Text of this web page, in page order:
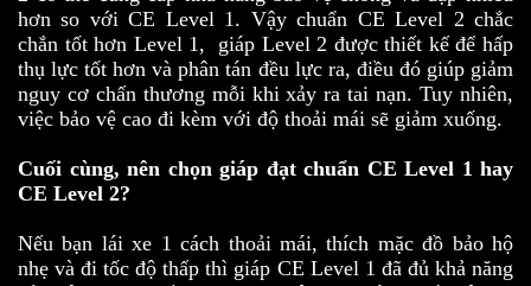
hơn so với CE Level 1. Vậy chuẩn CE Level 2 chắc
chắn tốt hơn Level 1, giáp Level 2 được thiết kế để hấp
thụ lực tốt hơn và phân tán đều lực ra, điều đó giúp giảm
nguy cơ chấn thương mỗi khi xảy ra tai nạn. Tuy nhiên,
việc bảo vệ cao đi kèm với độ thoải mái sẽ giảm xuống.
Cuối cùng, nên chọn giáp đạt chuẩn CE Level 1 hay
CE Level 2?
Nếu bạn lái xe 1 cách thoải mái, thích mặc đồ bảo hộ
nhẹ và đi tốc độ thấp thì giáp CE Level 1 đã đủ khả năng